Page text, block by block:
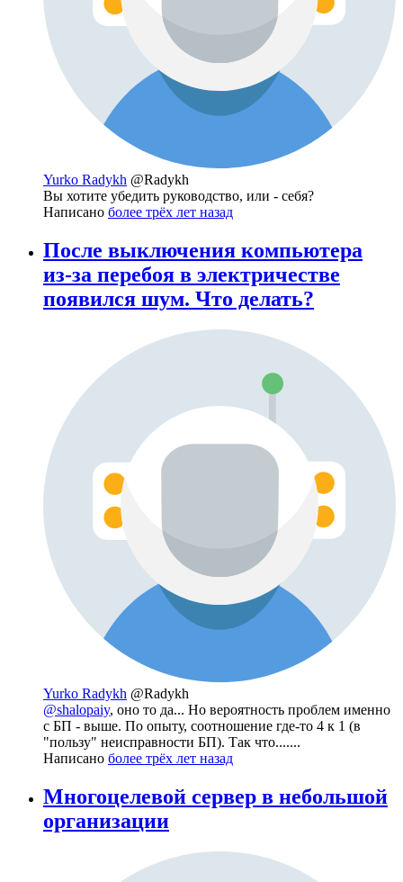
Yurko Radykh @Radykh
Вы хотите убедить руководство, или - себя?
Написано более трёх лет назад
После выключения компьютера
из-за перебоя в электричестве
появился шум. Что делать?
Yurko Radykh @Radykh
@shalopaiy, оно то да... Но вероятность проблем именно
с БП - выше. По опыту, соотношение где-то 4 к 1 (в
"пользу" неисправности БП). Так что.......
Написано более трёх лет назад
Многоцелевой сервер в небольшой
организации